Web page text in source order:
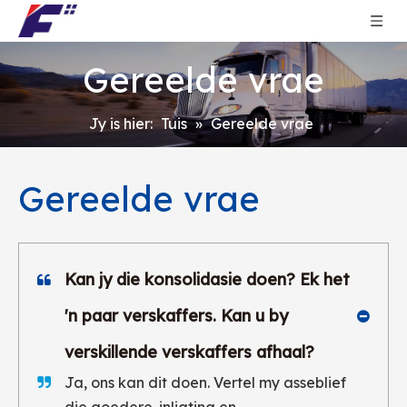
Gereelde vrae
Jy is hier: Tuis » Gereelde vrae
Gereelde vrae
Kan jy die konsolidasie doen? Ek het
'n paar verskaffers. Kan u by
verskillende verskaffers afhaal?
Ja, ons kan dit doen. Vertel my asseblief